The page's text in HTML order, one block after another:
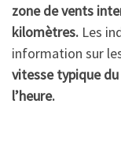
zone de vents
kilomètres. Les
information sur
vitesse typique
l’heure.